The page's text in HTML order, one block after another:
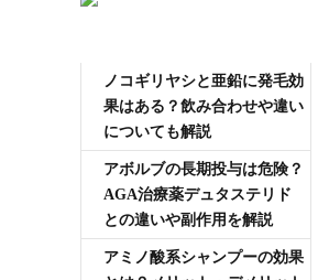
ノコギリヤシと亜鉛に発毛効
果はある？飲み合わせや違い
についても解説
アボルブの長期投与は危険？
AGA治療薬デュタステリド
との違いや副作用を解説
アミノ酸系シャンプーの効果